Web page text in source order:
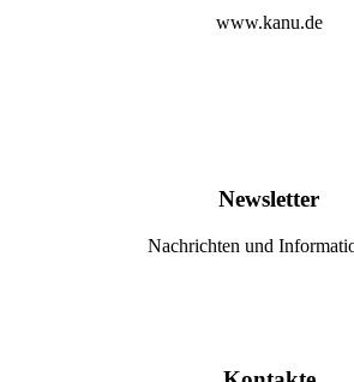
www.kanu.de
Newsletter
Nachrichten und